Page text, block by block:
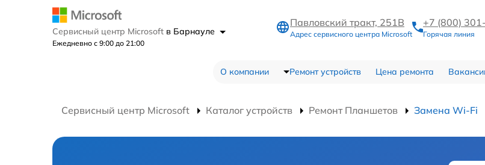
Сервисный центр Microsoft в Барнауле
Ежедневно с 9:00 до 21:00
Павловский тракт, 251В
Адрес сервисного центра Microsoft
+7 (800)
Горячая линия
О компании Ремонт устройств Цена ремонта
Сервисный центр Microsoft Каталог устройств Ремонт Планшетов Замена Wi-Fi